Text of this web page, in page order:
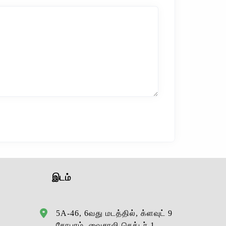
இடம்
5A-46, 6வது மடத்தில், க்ளவுட் 9